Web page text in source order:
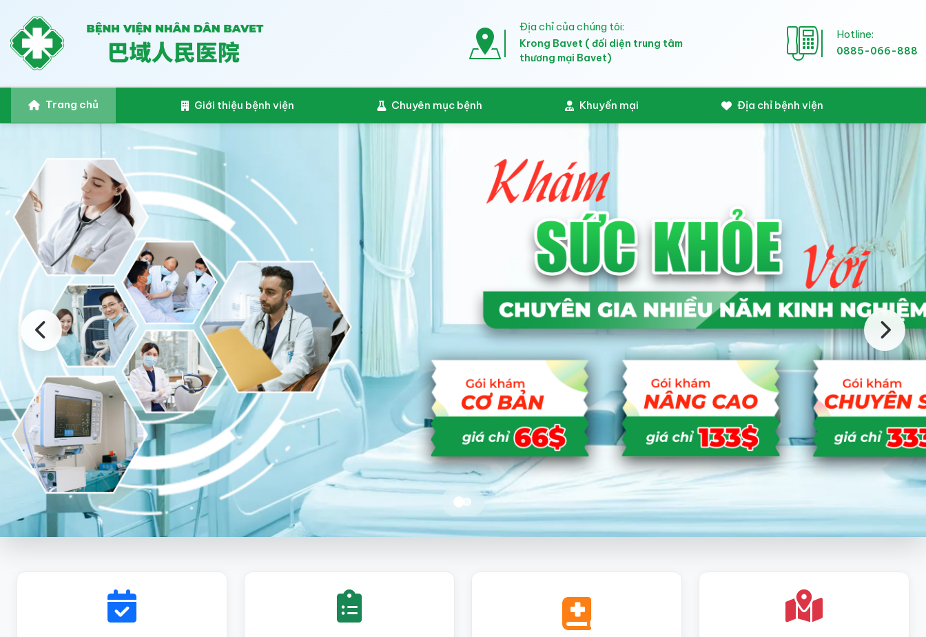
Địa chỉ của chúng tôi:
Krong Bavet ( đối diện trung tâm
thương mại Bavet)
Hotline:
0885-066-888
Trang chủ Giới thiệu bệnh viện Chuyên mục bệnh Khuyến mại Địa chỉ bệnh viện